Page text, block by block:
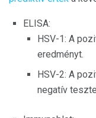
ELISA:
HSV-1: A
eredményt.
HSV-2: A
negatív